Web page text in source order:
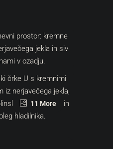
11 More